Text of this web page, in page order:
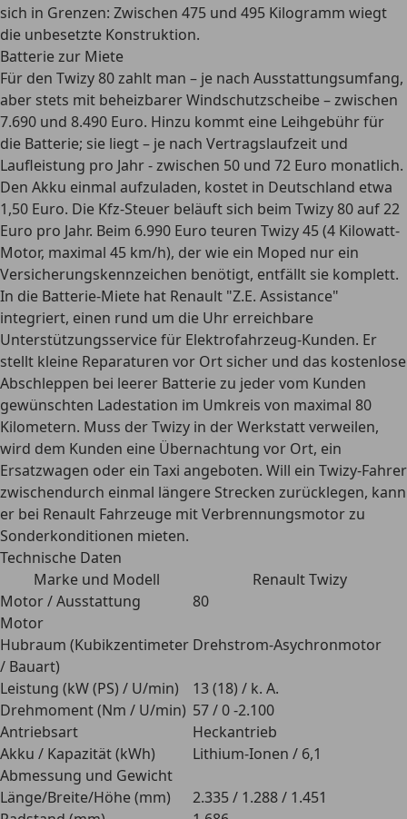
sich in Grenzen: Zwischen 475 und 495 Kilogramm wiegt
die unbesetzte Konstruktion.
Batterie zur Miete
Für den Twizy 80 zahlt man – je nach Ausstattungsumfang,
aber stets mit beheizbarer Windschutzscheibe – zwischen
7.690 und 8.490 Euro. Hinzu kommt eine Leihgebühr für
die Batterie; sie liegt – je nach Vertragslaufzeit und
Laufleistung pro Jahr - zwischen 50 und 72 Euro monatlich.
Den Akku einmal aufzuladen, kostet in Deutschland etwa
1,50 Euro. Die Kfz-Steuer beläuft sich beim Twizy 80 auf 22
Euro pro Jahr. Beim 6.990 Euro teuren Twizy 45 (4 Kilowatt-
Motor, maximal 45 km/h), der wie ein Moped nur ein
Versicherungskennzeichen benötigt, entfällt sie komplett.
In die Batterie-Miete hat Renault "Z.E. Assistance"
integriert, einen rund um die Uhr erreichbare
Unterstützungsservice für Elektrofahrzeug-Kunden. Er
stellt kleine Reparaturen vor Ort sicher und das kostenlose
Abschleppen bei leerer Batterie zu jeder vom Kunden
gewünschten Ladestation im Umkreis von maximal 80
Kilometern. Muss der Twizy in der Werkstatt verweilen,
wird dem Kunden eine Übernachtung vor Ort, ein
Ersatzwagen oder ein Taxi angeboten. Will ein Twizy-Fahrer
zwischendurch einmal längere Strecken zurücklegen, kann
er bei Renault Fahrzeuge mit Verbrennungsmotor zu
Sonderkonditionen mieten.
Technische Daten
Marke und Modell
Renault Twizy
Motor / Ausstattung
80
Motor
Hubraum (Kubikzentimeter
/ Bauart)
Drehstrom-Asychronmotor
Leistung (kW (PS) / U/min)
13 (18) / k. A.
Drehmoment (Nm / U/min) 57 / 0 -2.100
Antriebsart
Heckantrieb
Akku / Kapazität (kWh)
Lithium-Ionen / 6,1
Abmessung und Gewicht
Länge/Breite/Höhe (mm)
2.335 / 1.288 / 1.451